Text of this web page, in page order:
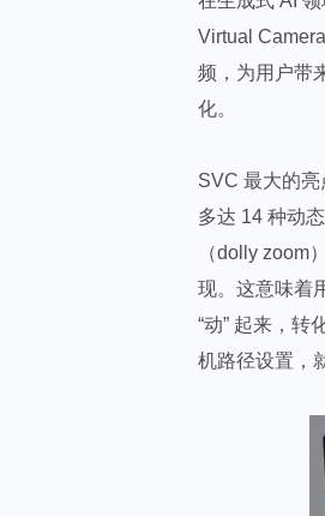
Virtual
频，为用户带
化。​
SVC 最大的
多达 14 种动
（dolly zoom
现。这意味着
“动” 起来，转
机路径设置，